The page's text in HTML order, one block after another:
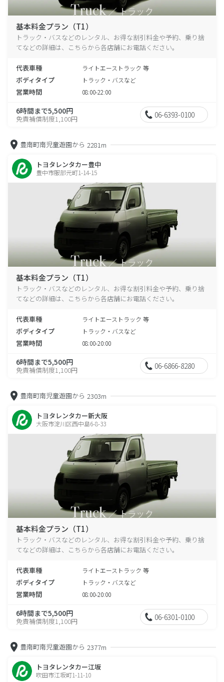
基本料金プラン（T1）
トラック・バスなどのレンタル、お得な割引料金や予約、乗り捨
てなどの詳細は、こちらから各店舗にお電話ください。
代表車種 ライトエーストラック 等
ボディタイプ トラック・バスなど
営業時間 08:00-22:00
6時間まで5,500円
免責補償制度1,100円 06-6393-0100
豊南町南児童遊園から 2281m
トヨタレンタカー豊中
豊中市服部元町1-14-15
基本料金プラン（T1）
トラック・バスなどのレンタル、お得な割引料金や予約、乗り捨
てなどの詳細は、こちらから各店舗にお電話ください。
代表車種 ライトエーストラック 等
ボディタイプ トラック・バスなど
営業時間 08:00-20:00
6時間まで5,500円
免責補償制度1,100円 06-6866-8280
豊南町南児童遊園から 2303m
トヨタレンタカー新大阪
大阪市淀川区西中島6-8-33
基本料金プラン（T1）
トラック・バスなどのレンタル、お得な割引料金や予約、乗り捨
てなどの詳細は、こちらから各店舗にお電話ください。
代表車種 ライトエーストラック 等
ボディタイプ トラック・バスなど
営業時間 08:00-20:00
6時間まで5,500円
免責補償制度1,100円 06-6301-0100
豊南町南児童遊園から 2377m
トヨタレンタカー江坂
吹田市江坂町1-11-10